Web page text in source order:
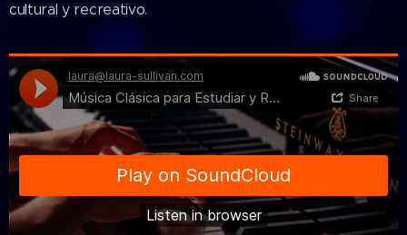
cultural y recreativo.
05.08.2026
02.08.2026
IPES
fortalece
su
Programa
y Ética